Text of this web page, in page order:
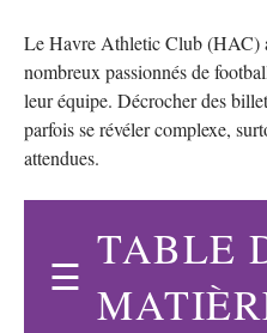
Le Havre Athletic Club (HAC)
nombreux passionnés de
leur équipe. Décrocher des
parfois se révéler complexe,
attendues.
TABLE